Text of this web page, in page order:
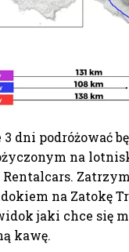
3 dni podróżować
na
na Zatokę
jaki chce się
kawę.